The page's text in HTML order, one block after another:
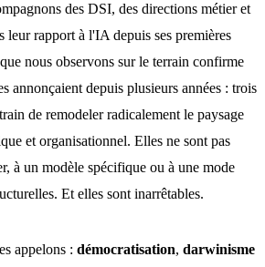
des DSI, des directions métier et
leur rapport à l'IA depuis ses premières
nous observons sur le terrain confirme
annonçaient depuis plusieurs années : trois
de remodeler radicalement le paysage
et organisationnel. Elles ne sont pas
à un modèle spécifique ou à une mode
Et elles sont inarrêtables.
appelons : démocratisation, darwinisme